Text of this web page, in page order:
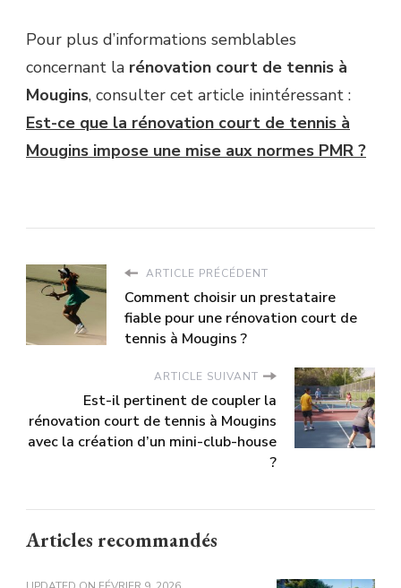
Pour plus d’informations semblables
concernant la rénovation court de tennis à
Mougins, consulter cet article inintéressant :
Est-ce que la rénovation court de tennis à
Mougins impose une mise aux normes PMR ?
ARTICLE PRÉCÉDENT
Comment choisir un prestataire
fiable pour une rénovation court de
tennis à Mougins ?
ARTICLE SUIVANT
Est-il pertinent de coupler la
rénovation court de tennis à Mougins
avec la création d’un mini-club-house
?
Articles recommandés